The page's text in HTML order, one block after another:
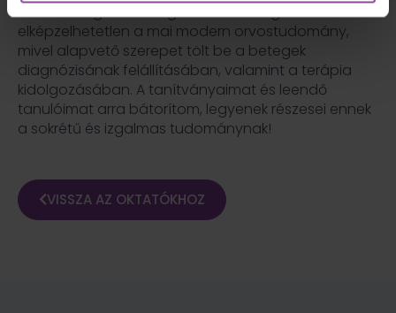
A labor világa szerteágazó. Labordiagnosztika nélkül
elképzelhetetlen a mai modern orvostudomány,
mivel alapvető szerepet tölt be a betegek
diagnózisának felállításában, valamint a terápia
kidolgozásában. A tanítványaimat és leendő
tanulóimat arra bátorítom, legyenek részesei ennek
a sokrétű és izgalmas tudománynak!
VISSZA AZ OKTATÓKHOZ